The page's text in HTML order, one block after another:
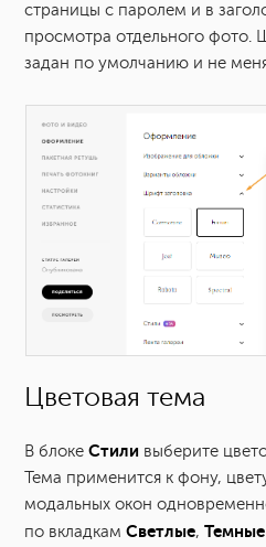
страницы с паролем и в
просмотра отдельного фото.
задан по умолчанию и не
Цветовая тема
В блокеСтили выберите
Тема применится к фону,
модальных окон
по вкладкамСветлые,Темные